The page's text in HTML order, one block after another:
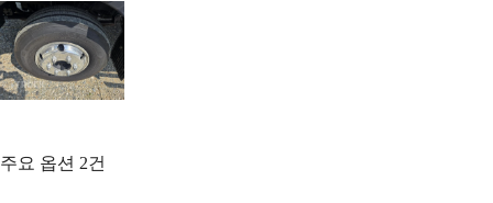
주요 옵션 2건